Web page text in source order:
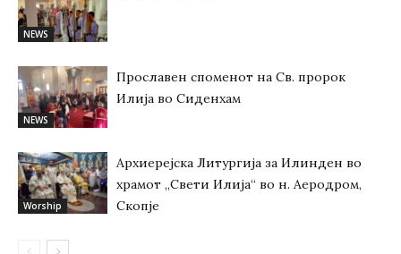
NEWS
NEWS
Прославен споменот на Св. пророк
Илија во Сиденхам
Worship
Архиерејска Литургија за Илинден во
храмот „Свети Илија“ во н. Аеродром,
Скопје